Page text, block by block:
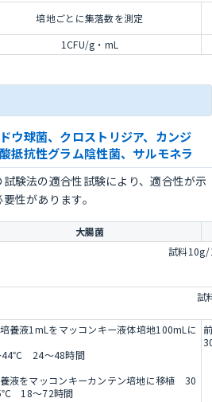
培地ごとに集落数を測定
1CFU/g・mL
ウ球菌、クロストリジア、カンジ
抵抗性グラム陰性菌、サルモネラ
験法の適合性試験により、適合性が示
性があります。
大腸菌
試料10g/
試
養液1mLをマッコンキー液体培地100mLに
44℃ 24～48時間
液をマッコンキーカンテン培地に移植 30
18～72時間